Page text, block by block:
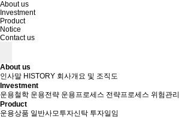
About us
Investment
Product
Notice
Contact us
About us
인사말 HISTORY 회사개요 및 조직도
Investment
운용철학 운용전략 운용프로세스 전략프로세스 위험관
Product
운용상품 일반사모투자신탁 투자일임